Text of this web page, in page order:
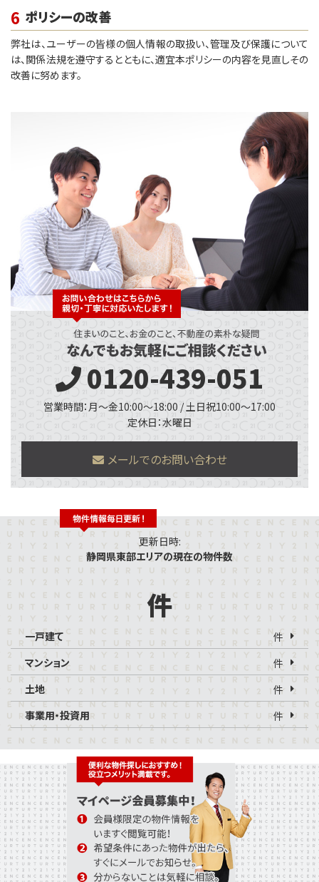
6 ポリシーの改善
弊社は、ユーザーの皆様の個人情報の取扱い、管理及び保護について
は、関係法規を遵守するとともに、適宜本ポリシーの内容を見直しその
改善に努めます。
0120-439-051
営業時間：月～金10:00～18:00 / 土日祝10:00～17:00
定休日：水曜日
メールでのお問い合わせ
更新日時:
静岡県東部エリアの現在の物件数
件
一戸建て
件
マンション
件
土地
件
事業用・投資用
件